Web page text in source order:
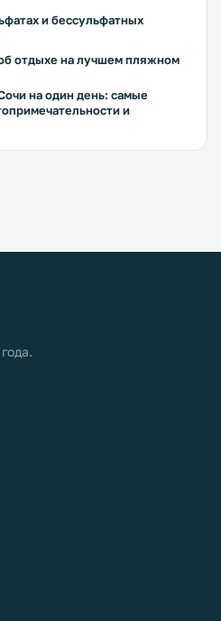
и бессульфатных
отдыхе на лучшем пляжном
на один день: самые
и